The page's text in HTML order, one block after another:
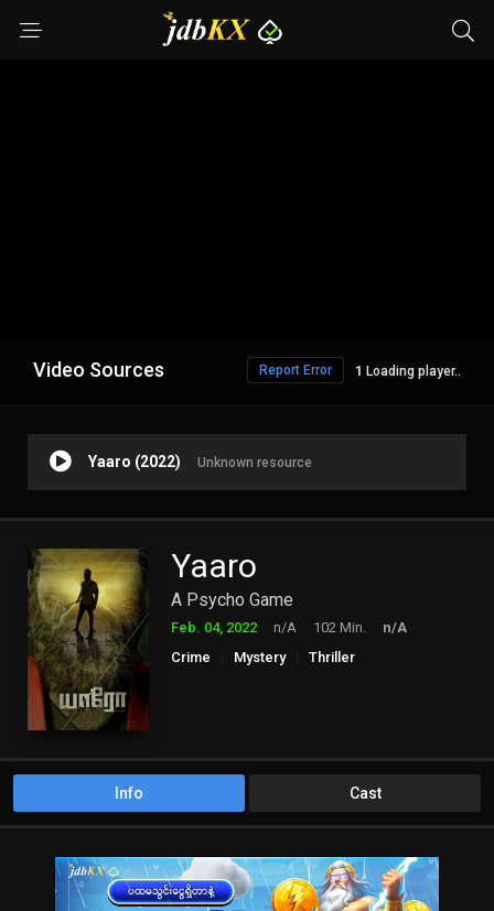
Video Sources Loading player..
Report Error
Yaaro (2022) Unknown resource
Yaaro
A Psycho Game
Feb. 04, 2022 n/A 102 Min.
n/A
Crime
Mystery Thriller
Info Cast